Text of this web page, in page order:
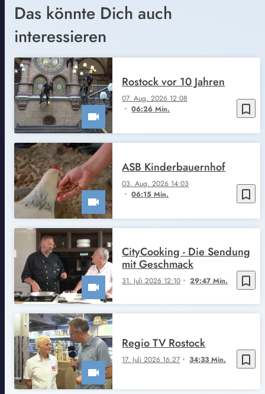
Das könnte Dich auch
interessieren
bookmark_border
07. Aug. 2026 12:08
06:26 Min.
Rostock vor 10 Jahren
bookmark_border
03. Aug. 2026 14:03
06:15 Min.
ASB Kinderbauernhof
bookmark_border
31. Juli 2026 12:10 29:47 Min.
CityCooking - Die Sendung
mit Geschmack
bookmark_border
17. Juli 2026 16:27 34:33 Min.
Regio TV Rostock